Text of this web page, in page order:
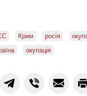
Крим росія
окупація